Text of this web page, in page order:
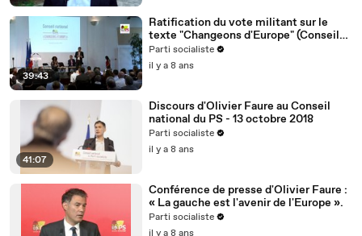
39:43
Ratification du vote militant sur le
texte "Changeons d'Europe" (Conseil
national du 13/10/2018)
Parti socialiste
il y a 8 ans
41:07
Discours d'Olivier Faure au Conseil
national du PS - 13 octobre 2018
Parti socialiste
il y a 8 ans
Conférence de presse d'Olivier Faure :
« La gauche est l'avenir de l'Europe ».
Parti socialiste